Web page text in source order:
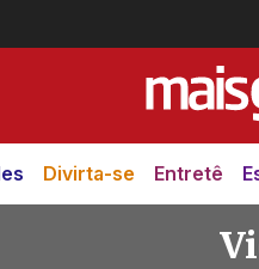
Divirta-se Entretê